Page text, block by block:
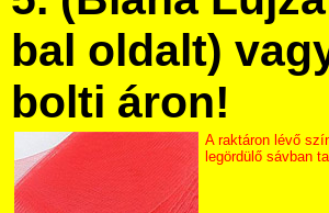
bal oldalt)
bolti áron!
A raktáron lévő
legördülő sávban